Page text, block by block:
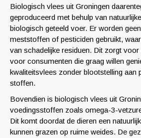
Biologisch vlees uit Groningen
geproduceerd met behulp van
biologisch geteeld voer. Er worden
meststoffen of pesticiden gebruikt,
van schadelijke residuen. Dit zorgt
voor consumenten die graag willen
kwaliteitsvlees zonder blootstelling aan
stoffen.
Bovendien is biologisch vlees uit
voedingsstoffen zoals omega-3-
Dit komt doordat de dieren een
kunnen grazen op ruime weides. De